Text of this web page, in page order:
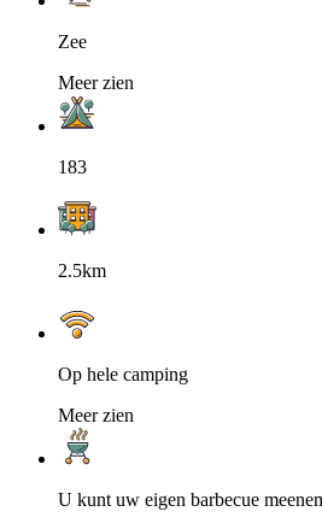
Zee
Meer zien
183
2.5km
Op hele camping
Meer zien
U kunt uw eigen barbecue